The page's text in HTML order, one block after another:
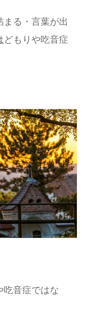
まる・言葉が出
どもりや吃音症
吃音症ではな